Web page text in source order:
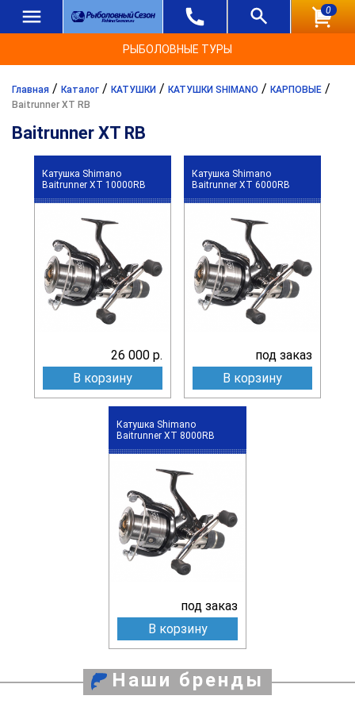
0
РЫБОЛОВНЫЕ ТУРЫ
Главная / Каталог / КАТУШКИ / КАТУШКИ SHIMANO / КАРПОВЫЕ /
Baitrunner XT RB
Baitrunner XT RB
Катушка Shimano
Baitrunner XT 10000RB
26 000 р.
В корзину
Катушка Shimano
Baitrunner XT 6000RB
под заказ
В корзину
Катушка Shimano
Baitrunner XT 8000RB
под заказ
В корзину
Наши бренды